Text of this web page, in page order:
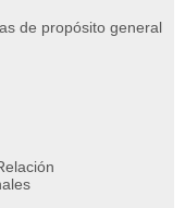
de propósito general